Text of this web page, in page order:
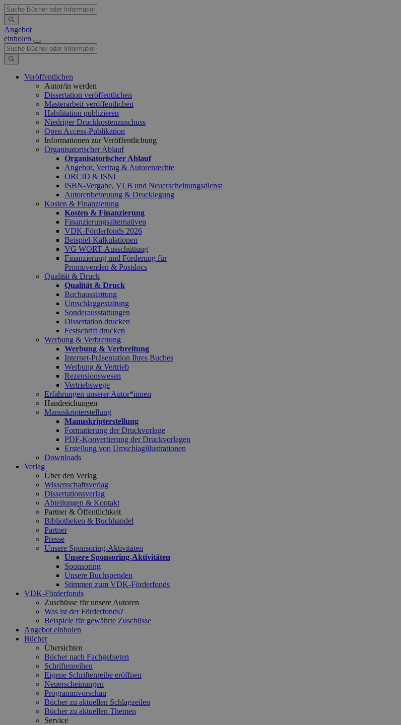
Angebot
einholen
Veröffentlichen
Autor/in werden
Dissertation veröffentlichen
Masterarbeit veröffentlichen
Habilitation publizieren
Niedriger Druckkostenzuschuss
Open Access-Publikation
Informationen zur Veröffentlichung
Organisatorischer Ablauf
Organisatorischer Ablauf
Angebot, Vertrag & Autorenrechte
ORCID & ISNI
ISBN-Vergabe, VLB und Neuerscheinungsdienst
Autorenbetreuung & Drucklegung
Kosten & Finanzierung
Kosten & Finanzierung
Finanzierungsalternativen
VDK-Förderfonds 2026
Beispiel-Kalkulationen
VG WORT-Ausschüttung
Finanzierung und Förderung für
Promovenden & Postdocs
Qualität & Druck
Qualität & Druck
Buchausstattung
Umschlaggestaltung
Sonderausstattungen
Dissertation drucken
Festschrift drucken
Werbung & Verbreitung
Werbung & Verbreitung
Internet-Präsentation Ihres Buches
Werbung & Vertrieb
Rezensionswesen
Vertriebswege
Erfahrungen unserer Autor*innen
Handreichungen
Manuskripterstellung
Manuskripterstellung
Formatierung der Druckvorlage
PDF-Konvertierung der Druckvorlagen
Erstellung von Umschlagillustrationen
Downloads
Verlag
Über den Verlag
Wissenschaftsverlag
Dissertationsverlag
Abteilungen & Kontakt
Partner & Öffentlichkeit
Bibliotheken & Buchhandel
Partner
Presse
Unsere Sponsoring-Aktivitäten
Unsere Sponsoring-Aktivitäten
Sponsoring
Unsere Buchspenden
Stimmen zum VDK-Förderfonds
VDK-Förderfonds
Zuschüsse für unsere Autoren
Was ist der Förderfonds?
Beispiele für gewährte Zuschüsse
Angebot einholen
Bücher
Übersichten
Bücher nach Fachgebieten
Schriftenreihen
Eigene Schriftenreihe eröffnen
Neuerscheinungen
Programmvorschau
Bücher zu aktuellen Schlagzeilen
Bücher zu aktuellen Themen
Service